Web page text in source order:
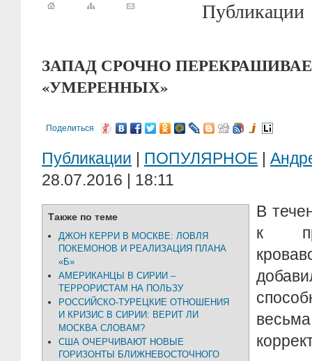
Публикации
ЗАПАД СРОЧНО
«УМЕРЕННЫХ»
Поделиться
Публикации | ПОПУЛЯРНОЕ |
28.07.2016 | 18:11
Также по теме
ДЖОН КЕРРИ В МОСКВЕ: ЛОВЛЯ
ПОКЕМОНОВ И РЕАЛИЗАЦИЯ ПЛАНА
«Б»
АМЕРИКАНЦЫ В СИРИИ –
ТЕРРОРИСТАМ НА ПОЛЬЗУ
РОССИЙСКО-ТУРЕЦКИЕ ОТНОШЕНИЯ
И КРИЗИС В СИРИИ: ВЕРИТ ЛИ
МОСКВА СЛОВАМ?
США ОЧЕРЧИВАЮТ НОВЫЕ
ГОРИЗОНТЫ БЛИЖНЕВОСТОЧНОГО
В
к